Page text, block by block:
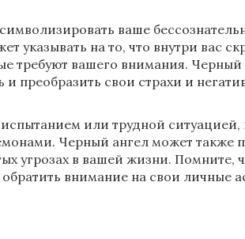
ваше
указывать на то, что внутри вас
требуют вашего внимания. Черный
и преобразить свои страхи и
или трудной ситуацией,
Черный ангел может также
угрозах в вашей жизни. Помните,
внимание на свои личные